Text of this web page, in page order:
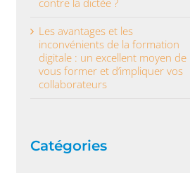
contre la dictée ?
Les avantages et les
inconvénients de la formation
digitale : un excellent moyen de
vous former et d’impliquer vos
collaborateurs
Catégories